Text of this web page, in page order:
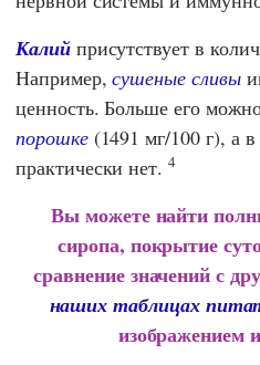
Калийприсутствует в
Например,сушеные сливы
ценность. Больше его
порошке(1491 мг/100 г), а в
практически нет.4
Вы можете найти
сиропа, покрытие
сравнение значений с
наших таблицах
изображением